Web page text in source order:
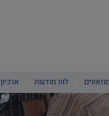
לוח מודעות ארכיון